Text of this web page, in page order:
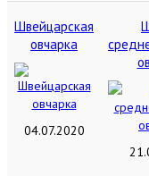
Швейцарская
овчарка
04.07.2020